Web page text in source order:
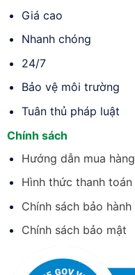
Giá cao
Nhanh chóng
24/7
Bảo vệ môi trường
Tuân thủ pháp luật
Chính sách
Hướng dẫn mua hàng
Hình thức thanh toán
Chính sách bảo hành
Chính sách bảo mật